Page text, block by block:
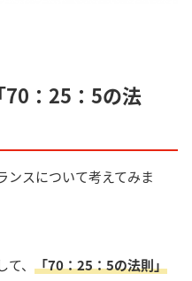
：25：5の法
ンスについて考えてみま
、 「70：25：5の法則」